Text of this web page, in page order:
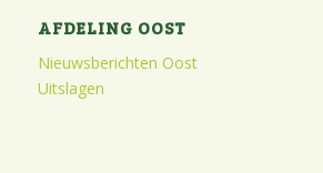
AFDELING OOST
Nieuwsberichten Oost
Uitslagen